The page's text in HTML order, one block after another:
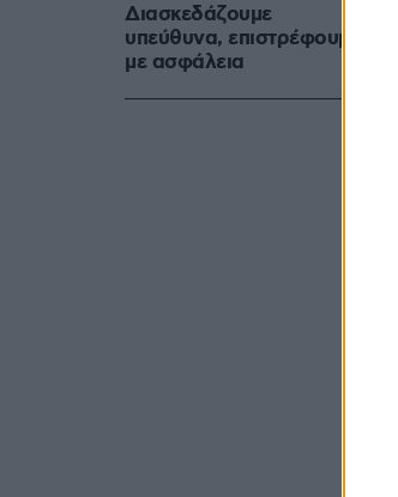
Διασκεδάζουμε
υπεύθυνα, επιστρέφουμε
με ασφάλεια